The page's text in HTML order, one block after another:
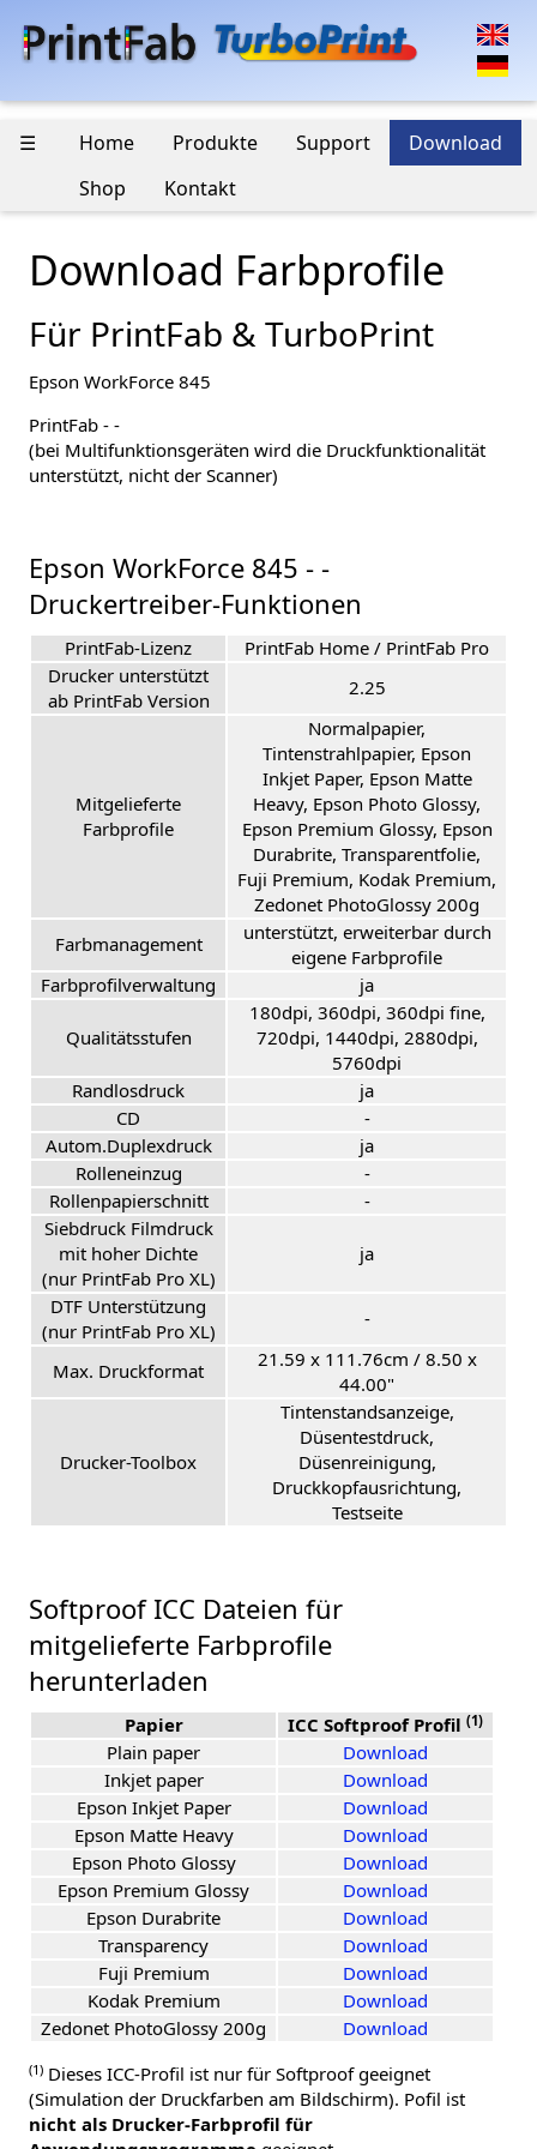
☰ Home Produkte Support
Download
Shop
Kontakt
Download Farbprofile
Für PrintFab & TurboPrint
Epson WorkForce 845
PrintFab - -
(bei Multifunktionsgeräten wird die Druckfunktionalität
unterstützt, nicht der Scanner)
Epson WorkForce 845 - -
Druckertreiber-Funktionen
PrintFab-Lizenz
PrintFab Home / PrintFab Pro
Drucker unterstützt
ab PrintFab Version
2.25
Mitgelieferte
Farbprofile
Normalpapier,
Tintenstrahlpapier, Epson
Inkjet Paper, Epson Matte
Heavy, Epson Photo Glossy,
Epson Premium Glossy, Epson
Durabrite, Transparentfolie,
Fuji Premium, Kodak Premium,
Zedonet PhotoGlossy 200g
Farbmanagement
unterstützt, erweiterbar durch
eigene Farbprofile
Farbprofilverwaltung
ja
Qualitätsstufen
180dpi, 360dpi, 360dpi fine,
720dpi, 1440dpi, 2880dpi,
5760dpi
Randlosdruck
ja
CD
-
Autom.Duplexdruck
ja
Rolleneinzug
-
Rollenpapierschnitt
-
Siebdruck Filmdruck
mit hoher Dichte
(nur PrintFab Pro XL)
ja
DTF Unterstützung
(nur PrintFab Pro XL)
-
Max. Druckformat
21.59 x 111.76cm / 8.50 x
44.00"
Drucker-Toolbox
Tintenstandsanzeige,
Düsentestdruck,
Düsenreinigung,
Druckkopfausrichtung,
Testseite
Softproof ICC Dateien für
mitgelieferte Farbprofile
herunterladen
Papier ICC Softproof Profil (1)
Plain paper
Download
Inkjet paper
Download
Epson Inkjet Paper
Download
Epson Matte Heavy
Download
Epson Photo Glossy
Download
Epson Premium Glossy
Download
Epson Durabrite
Download
Transparency
Download
Fuji Premium
Download
Kodak Premium
Download
Zedonet PhotoGlossy 200g
Download
(1) Dieses ICC-Profil ist nur für Softproof geeignet
(Simulation der Druckfarben am Bildschirm). Pofil ist
nicht als Drucker-Farbprofil für